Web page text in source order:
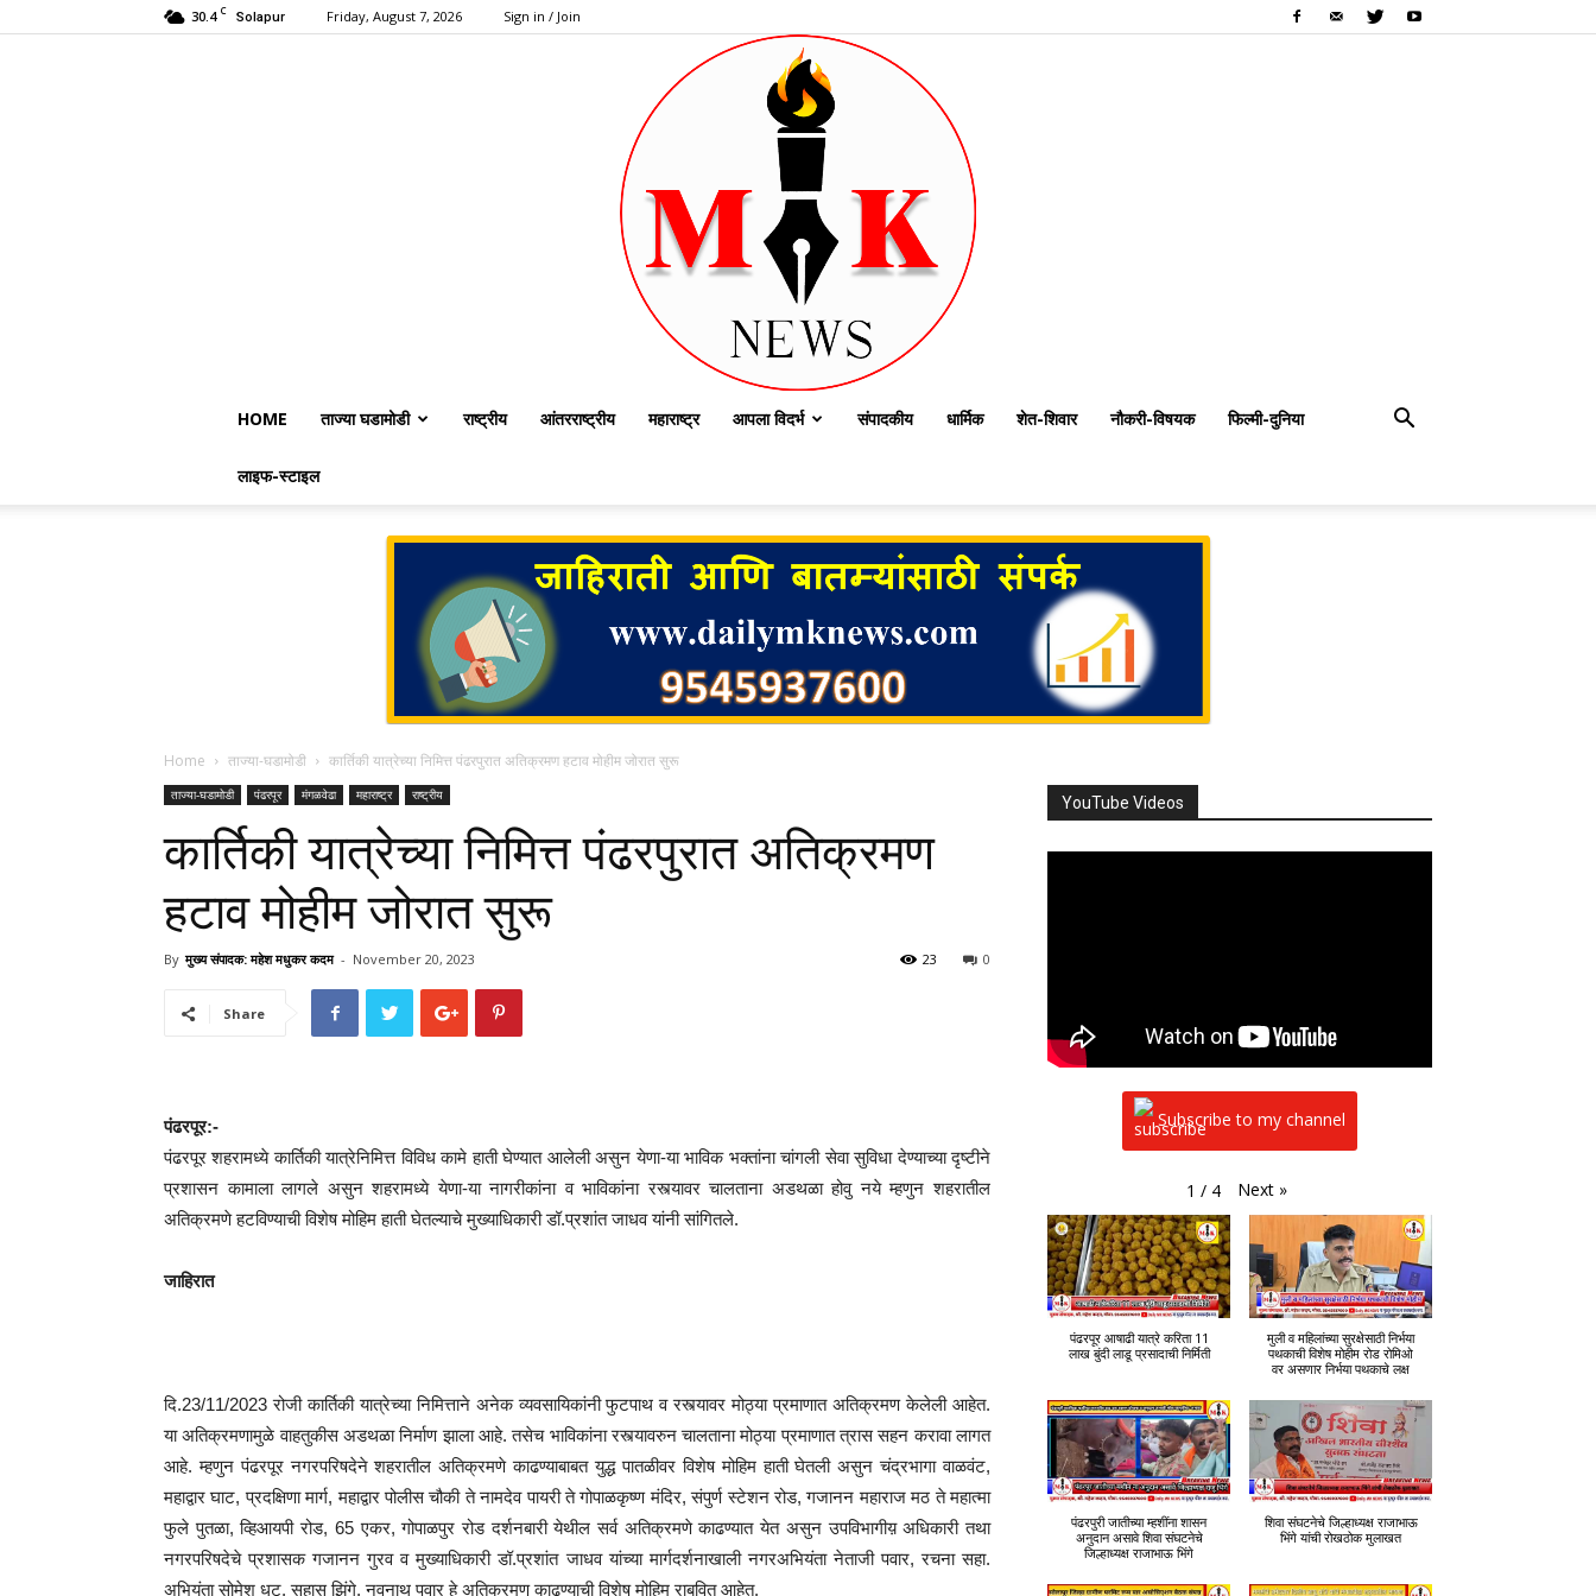
30.4 C Solapur Friday, August 7, 2026 Sign in / Join
HOME ताज्या घडामोडी राष्ट्रीय आंतरराष्ट्रीय महाराष्ट्र आपला विदर्भ संपादकीय धार्मिक शेत-शिवार नौकरी-विषयक फिल्मी-दुनिया
लाइफ-स्टाइल
Home ताज्या-घडामोडी कार्तिकी यात्रेच्या निमित्त पंढरपुरात अतिक्रमण हटाव मोहीम जोरात सुरू
ताज्या-घडामोडी पंढरपूर मंगळवेढा महाराष्ट्र राष्ट्रीय
कार्तिकी यात्रेच्या निमित्त पंढरपुरात अतिक्रमण
हटाव मोहीम जोरात सुरू
By मुख्य संपादक: महेश मधुकर कदम - November 20, 2023 0
23
Share
पंढरपूर:-
पंढरपूर शहरामध्ये कार्तिकी यात्रेनिमित्त विविध कामे हाती घेण्यात आलेली असुन येणा-या भाविक भक्तांना चांगली सेवा सुविधा देण्याच्या दृष्टीने
प्रशासन कामाला लागले असुन शहरामध्ये येणा-या नागरीकांना व भाविकांना रस्त्यावर चालताना अडथळा होवु नये म्हणुन शहरातील
अतिक्रमणे हटविण्याची विशेष मोहिम हाती घेतल्याचे मुख्याधिकारी डॉ.प्रशांत जाधव यांनी सांगितले.
जाहिरात
दि.23/11/2023 रोजी कार्तिकी यात्रेच्या निमित्ताने अनेक व्यवसायिकांनी फुटपाथ व रस्त्यावर मोठ्या प्रमाणात अतिक्रमण केलेली आहेत.
या अतिक्रमणामुळे वाहतुकीस अडथळा निर्माण झाला आहे. तसेच भाविकांना रस्त्यावरुन चालताना मोठ्या प्रमाणात त्रास सहन करावा लागत
आहे. म्हणुन पंढरपूर नगरपरिषदेने शहरातील अतिक्रमणे काढण्याबाबत युद्ध पातळीवर विशेष मोहिम हाती घेतली असुन चंद्रभागा वाळवंट,
महाद्वार घाट, प्रदक्षिणा मार्ग, महाद्वार पोलीस चौकी ते नामदेव पायरी ते गोपाळकृष्ण मंदिर, संपुर्ण स्टेशन रोड, गजानन महाराज मठ ते महात्मा
फुले पुतळा, व्हिआयपी रोड, 65 एकर, गोपाळपुर रोड दर्शनबारी येथील सर्व अतिक्रमणे काढण्यात येत असुन उपविभागीय़ अधिकारी तथा
नगरपरिषदेचे प्रशासक गजानन गुरव व मुख्याधिकारी डॉ.प्रशांत जाधव यांच्या मार्गदर्शनाखाली नगरअभियंता नेताजी पवार, रचना सहा.
अभियंता सोमेश धट, सुहास झिंगे, नवनाथ पवार हे अतिक्रमण काढण्याची विशेष मोहिम राबवित आहेत.
YouTube Videos
Subscribe to my channel
1 / 4 Next »
पंढरपूर आषाढी यात्रे करिता 11
लाख बुंदी लाडू प्रसादाची निर्मिती
मुली व महिलांच्या सुरक्षेसाठी निर्भया
पथकाची विशेष मोहीम रोड रोमिओ
वर असणार निर्भया पथकाचे लक्ष
पंढरपुरी जातीच्या म्हशींना शासन
अनुदान असावे शिवा संघटनेचे
जिल्हाध्यक्ष राजाभाऊ भिंगे
शिवा संघटनेचे जिल्हाध्यक्ष राजाभाऊ
भिंगे यांची रोखठोक मुलाखत